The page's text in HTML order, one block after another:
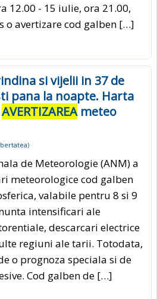
12.00 - 15 iulie, ora 21.00,
o avertizare cod galben […]
si vijelii in 37 de
pana la noapte. Harta
AVERTIZAREAmeteo
)
de Meteorologie (ANM) a
meteorologice cod galben
valabile pentru 8 si 9
intensificari ale
descarcari electrice
regiuni ale tarii. Totodata,
o prognoza speciala si de
Cod galben de […]